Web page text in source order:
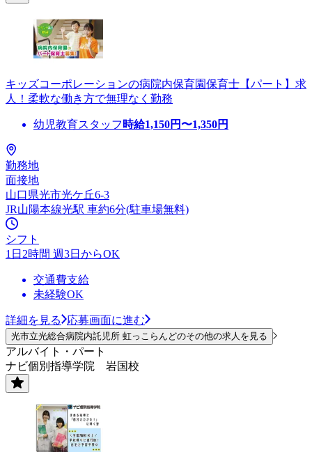
キッズコーポレーションの病院内保育園保育士【パート】求
人！柔軟な働き方で無理なく勤務
幼児教育スタッフ 時給1,150円〜1,350円
勤務地
面接地
山口県光市光ケ丘6-3
JR山陽本線光駅 車約6分(駐車場無料)
シフト
1日2時間 週3日からOK
交通費支給
未経験OK
詳細を見る 応募画面に進む
光市立光総合病院内託児所 虹っこらんどのその他の求人を見る
アルバイト・パート
ナビ個別指導学院 岩国校